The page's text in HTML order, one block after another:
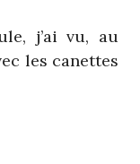
j’ai vu, au
les canettes